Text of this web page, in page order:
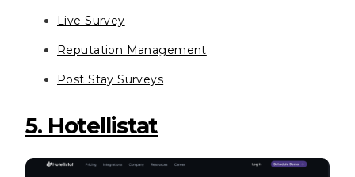
Live Survey
Reputation Management
Post Stay Surveys
5. Hotellistat